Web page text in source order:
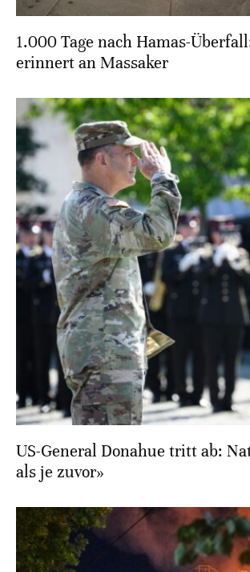
1.000 Tage nach Hamas-
erinnert an Massaker
US-General Donahue tritt ab:
als je zuvor»